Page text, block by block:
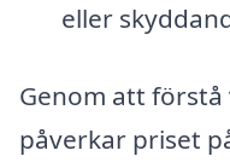
eller
Genom att
påverkar priset